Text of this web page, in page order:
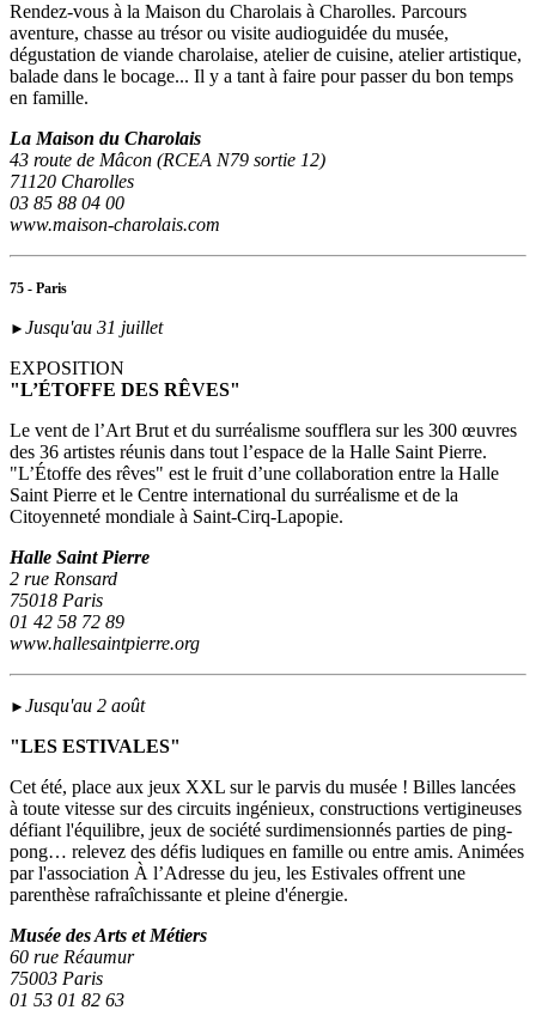
Rendez-vous à la Maison du Charolais à Charolles. Parcours
aventure, chasse au trésor ou visite audioguidée du musée,
dégustation de viande charolaise, atelier de cuisine, atelier artistique,
balade dans le bocage... Il y a tant à faire pour passer du bon temps
en famille.
La Maison du Charolais
43 route de Mâcon (RCEA N79 sortie 12)
71120 Charolles
03 85 88 04 00
www.maison-charolais.com
75 - Paris
► Jusqu'au 31 juillet
EXPOSITION
"L’ÉTOFFE DES RÊVES"
Le vent de l’Art Brut et du surréalisme soufflera sur les 300 œuvres
des 36 artistes réunis dans tout l’espace de la Halle Saint Pierre.
"L’Étoffe des rêves" est le fruit d’une collaboration entre la Halle
Saint Pierre et le Centre international du surréalisme et de la
Citoyenneté mondiale à Saint-Cirq-Lapopie.
Halle Saint Pierre
2 rue Ronsard
75018 Paris
01 42 58 72 89
www.hallesaintpierre.org
► Jusqu'au 2 août
"LES ESTIVALES"
Cet été, place aux jeux XXL sur le parvis du musée ! Billes lancées
à toute vitesse sur des circuits ingénieux, constructions vertigineuses
défiant l'équilibre, jeux de société surdimensionnés parties de ping-
pong… relevez des défis ludiques en famille ou entre amis. Animées
par l'association À l’Adresse du jeu, les Estivales offrent une
parenthèse rafraîchissante et pleine d'énergie.
Musée des Arts et Métiers
60 rue Réaumur
75003 Paris
01 53 01 82 63